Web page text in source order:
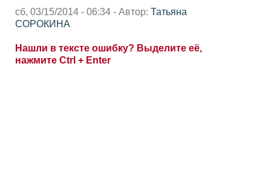
сб, 03/15/2014 - 06:34 - Автор: Татьяна
СОРОКИНА
Нашли в тексте ошибку? Выделите её,
нажмите Ctrl + Enter